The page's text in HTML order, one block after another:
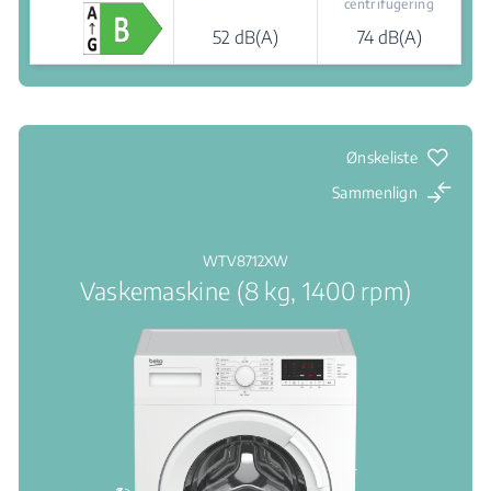
52 dB(A)
centrifugering
74 dB(A)
Ønskeliste
Sammenlign
WTV8712XW
Vaskemaskine (8 kg, 1400 rpm)